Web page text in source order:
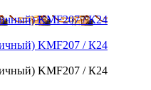
KMF207 / К24
KMF207 / К24
KMF207 / К24